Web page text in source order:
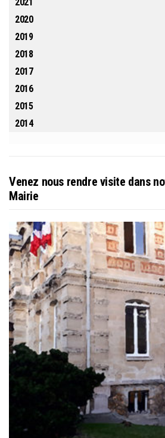
2020
2019
2018
2017
2016
2015
2014
Venez nous rendre visite dans
Mairie